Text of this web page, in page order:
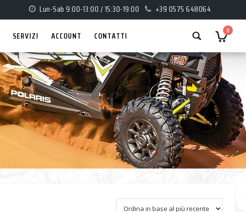
Lun-Sab 9:00-13:00 / 15:30-19:00 +39 0575 648064
0
SERVIZI ACCOUNT CONTATTI